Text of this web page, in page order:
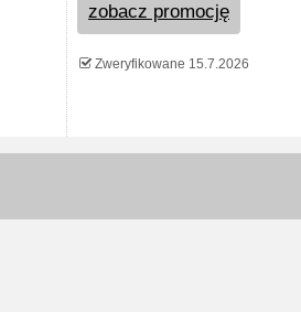
zobacz promocję
Zweryfikowane 15.7.2026